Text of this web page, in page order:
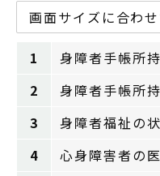
画面サイズに合わ
1
身障者手帳
2
身障者手帳
3
身障者福祉
4
心身障害者の